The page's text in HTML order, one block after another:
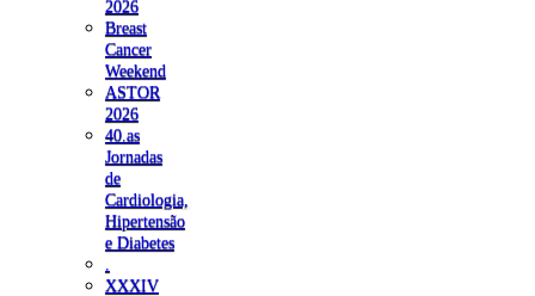
2026
Breast
Cancer
Weekend
ASTOR
2026
40.as
Jornadas
de
Cardiologia,
Hipertensão
e Diabetes
XXXIV